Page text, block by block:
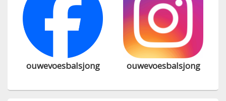
ouwevoesbalsjong ouwevoesbalsjong